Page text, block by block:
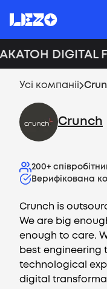
DIGITAL
Усі компанії
Crunch
200+
Верифікована
Crunch is
We are big
enough to care.
best engineering
technological
digital